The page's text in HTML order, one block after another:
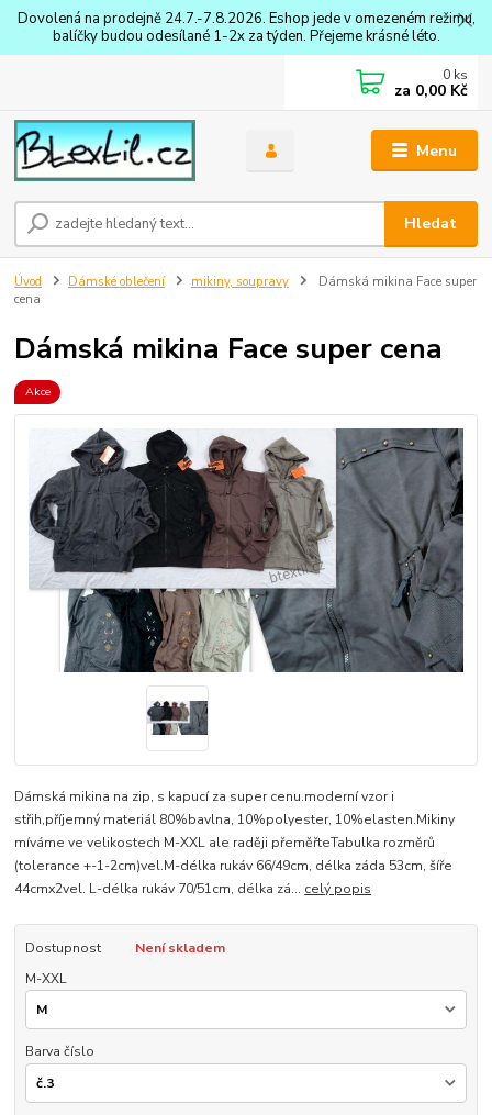
Dovolená na prodejně 24.7.-7.8.2026. Eshop jede v omezeném režimu,
balíčky budou odesílané 1-2x za týden. Přejeme krásné léto.
Menu
Hledat
0 ks
za 0,00 Kč
Úvod Dámské oblečení mikiny, soupravy
Dámská mikina Face super
cena
Dámská mikina Face super cena
Akce
Dámská mikina na zip, s kapucí za super cenu.moderní vzor i
střih,příjemný materiál 80%bavlna, 10%polyester, 10%elasten.Mikiny
míváme ve velikostech M-XXL ale raději přeměřteTabulka rozměrů
(tolerance +-1-2cm)vel.M-délka rukáv 66/49cm, délka záda 53cm, šíře
44cmx2vel. L-délka rukáv 70/51cm, délka zá... celý popis
Dostupnost
Není skladem
M-XXL
Barva číslo